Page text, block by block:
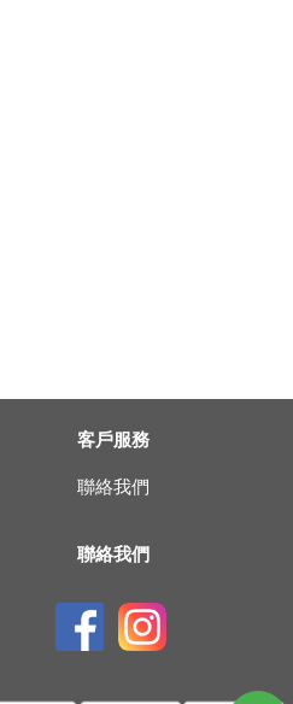
客戶服務
聯絡我們
聯絡我們